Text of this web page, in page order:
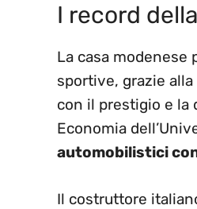
I record
La casa modenese
sportive, grazie
con il prestigio e la
Economia
automobilistici
Il costruttore